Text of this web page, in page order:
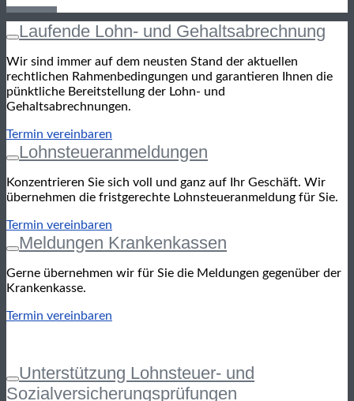
Laufende Lohn- und Gehaltsabrechnung
Wir sind immer auf dem neusten Stand der aktuellen
rechtlichen Rahmenbedingungen und garantieren Ihnen die
pünktliche Bereitstellung der Lohn- und
Gehaltsabrechnungen.
Termin vereinbaren
Lohnsteueranmeldungen
Konzentrieren Sie sich voll und ganz auf Ihr Geschäft. Wir
übernehmen die fristgerechte Lohnsteueranmeldung für Sie.
Termin vereinbaren
Meldungen Krankenkassen
Gerne übernehmen wir für Sie die Meldungen gegenüber der
Krankenkasse.
Termin vereinbaren
Unterstützung Lohnsteuer- und
Sozialversicherungsprüfungen